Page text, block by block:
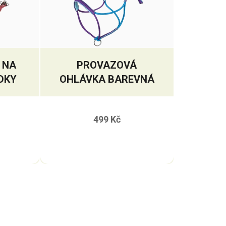
NA
PROVAZOVÁ
OHLÁVKA BAREVNÁ
499 Kč